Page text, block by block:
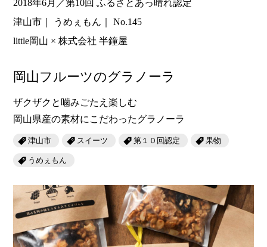
2018年6月／第10回 ふるさとあっ晴れ認定
津山市
うめぇもん
No.145
little岡山 × 株式会社 半鐘屋
岡山フルーツのグラノーラ
ザクザクと噛みごたえ楽しむ
岡山県産の素材にこだわったグラノーラ
津山市 スイーツ 第１０回認定 果物
うめぇもん